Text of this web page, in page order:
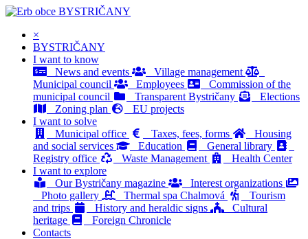
BYSTRIČANY
×
BYSTRIČANY
I want to know
News and events
Village management
Municipal council
Employees
Commission of the
municipal council
Transparent Bystričany
Elections
Zoning plan
EU projects
I want to solve
Municipal office
Taxes, fees, forms
Housing
and social services
Education
General library
Registry office
Waste Management
Health Center
I want to explore
Our Bystričany magazine
Interest organizations
Photo gallery
Thermal spa Chalmová
Tourism
and trips
History and heraldic signs
Cultural
heritage
Foreign Chronicle
Contacts